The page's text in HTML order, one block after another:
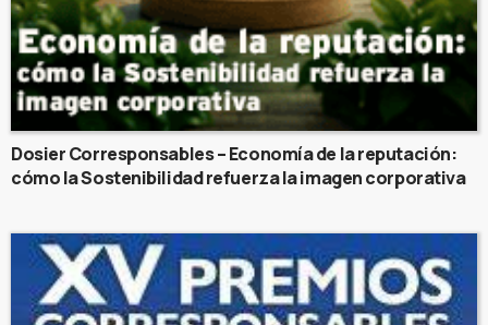
Dosier Corresponsables – Economía de la reputación:
cómo la Sostenibilidad refuerza la imagen corporativa